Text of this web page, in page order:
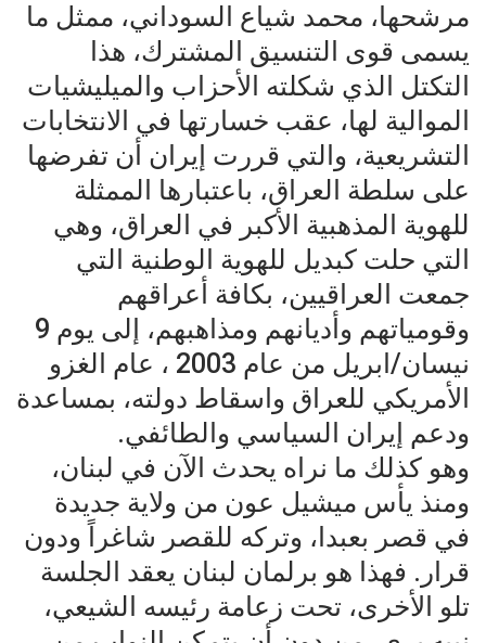
مرشحها، محمد شياع السوداني، ممثل ما
يسمى قوى التنسيق المشترك، هذا
التكتل الذي شكلته الأحزاب والميليشيات
الموالية لها، عقب خسارتها في الانتخابات
التشريعية، والتي قررت إيران أن تفرضها
على سلطة العراق، باعتبارها الممثلة
للهوية المذهبية الأكبر في العراق، وهي
التي حلت كبديل للهوية الوطنية التي
جمعت العراقيين، بكافة أعراقهم
وقومياتهم وأديانهم ومذاهبهم، إلى يوم 9
نيسان/ابريل من عام 2003 ، عام الغزو
الأمريكي للعراق واسقاط دولته، بمساعدة
ودعم إيران السياسي والطائفي.
وهو كذلك ما نراه يحدث الآن في لبنان،
ومنذ يأس ميشيل عون من ولاية جديدة
في قصر بعبدا، وتركه للقصر شاغراً ودون
قرار. فهذا هو برلمان لبنان يعقد الجلسة
تلو الأخرى، تحت زعامة رئيسه الشيعي،